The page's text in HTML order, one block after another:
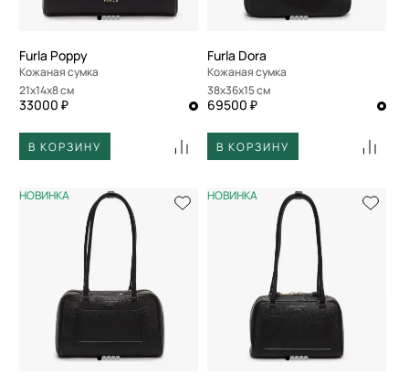
Furla Poppy
Кожаная сумка
21x14x8 см
33000 ₽
В КОРЗИНУ
Furla Dora
Кожаная сумка
38x36x15 см
69500 ₽
В КОРЗИНУ
НОВИНКА НОВИНКА